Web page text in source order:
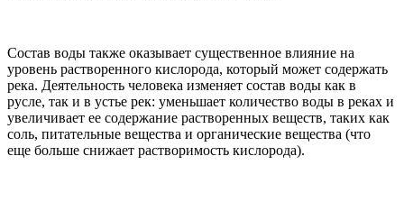
Состав воды также оказывает существенное влияние на
уровень растворенного кислорода, который может содержать
река. Деятельность человека изменяет состав воды как в
русле, так и в устье рек: уменьшает количество воды в реках и
увеличивает ее содержание растворенных веществ, таких как
соль, питательные вещества и органические вещества (что
еще больше снижает растворимость кислорода).